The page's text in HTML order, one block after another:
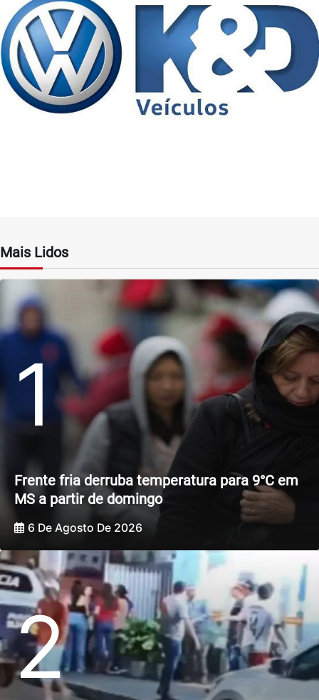
Mais Lidos
1
Frente fria derruba temperatura para 9°C em
MS a partir de domingo
6 De Agosto De 2026
2